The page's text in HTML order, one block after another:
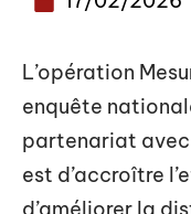
L’opération
enquête
partenariat avec
est d’accroître